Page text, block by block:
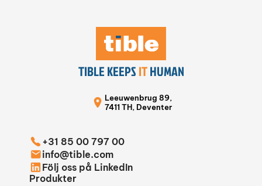
TIBLE KEEPSITHUMAN
Leeuwenbrug 89,
7411 TH, Deventer
+31 85 00 797 00
info@tible.com
Följ oss på LinkedIn
Produkter